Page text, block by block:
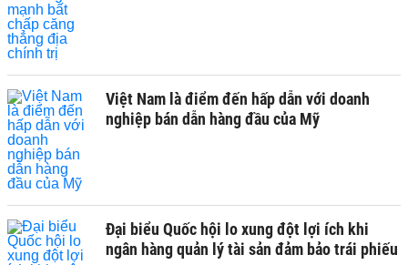
Việt Nam là điểm đến hấp dẫn với doanh
nghiệp bán dẫn hàng đầu của Mỹ
Đại biểu Quốc hội lo xung đột lợi ích khi
ngân hàng quản lý tài sản đảm bảo trái phiếu